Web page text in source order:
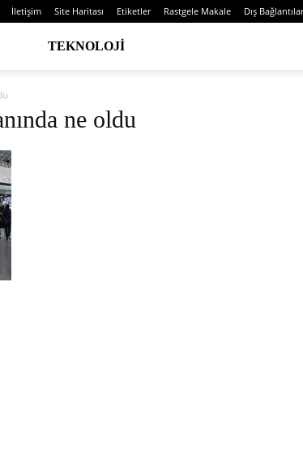
İletişim Site Haritası Etiketler Rastgele Makale Dış Bağlantılar
TEKNOLOJI
ne oldu